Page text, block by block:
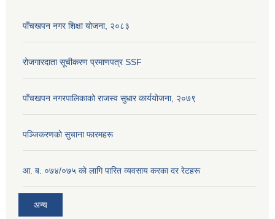
पाँचखपन नगर शिक्षा योजना, २०८३
रोजगारदाता सूचीकरण प्रमाणपत्र SSF
पाँचखपन नगरपालिकाको राजस्व सुधार कार्ययोजना, २०७९
पञ्जिकरणकाे सुचाना फारमहरू
आ. ब. ०७४/०७५ काे लागि पारित व्यवसाय करका दर रेटहरू
अन्य